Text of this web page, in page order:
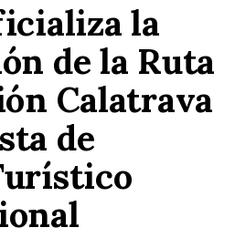
la
de la Ruta
Calatrava
de